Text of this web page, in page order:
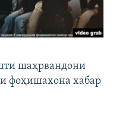
шаҳрвандони
фоҳишахона хабар